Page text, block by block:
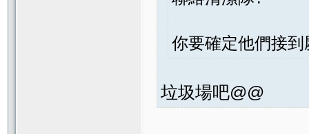
你要確定他們接
垃圾場吧@@